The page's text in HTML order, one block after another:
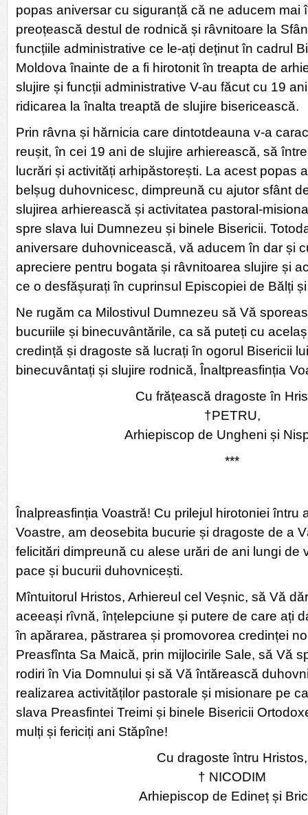
popas aniversar cu siguranță că ne aducem mai
preoțească destul de rodnică și râvnitoare la
funcțiile administrative ce le-ați deținut în cadrul
Moldova înainte de a fi hirotonit în treapta de
slujire și funcții administrative V-au făcut cu 19
ridicarea la înalta treaptă de slujire bisericească.
Prin râvna și hărnicia care dintotdeauna v-a
reușit, în cei 19 ani de slujire arhierească, să
lucrări și activități arhipăstorești. La acest popas
belșug duhovnicesc, dimpreună cu ajutor sfânt
slujirea arhierească și activitatea pastoral-
spre slava lui Dumnezeu și binele Bisericii.
aniversare duhovnicească, vă aducem în dar și
apreciere pentru bogata și râvnitoarea slujire și
ce o desfășurați în cuprinsul Episcopiei de Bălți
Ne rugăm ca Milostivul Dumnezeu să Vă
bucuriile și binecuvântările, ca să puteți cu
credință și dragoste să lucrați în ogorul Bisericii
binecuvântați și slujire rodnică, Înaltpreasfinția
Cu frățească dragoste în
†PETRU,
Arhiepiscop de Ungheni și
***
Înalpreasfinția Voastră! Cu prilejul hirotoniei întru
Voastre, am deosebita bucurie și dragoste de a
felicitări dimpreună cu alese urări de ani lungi de
pace și bucurii duhovnicești.
Mîntuitorul Hristos, Arhiereul cel Veșnic, să Vă
aceeași rîvnă, înțelepciune și putere de care ați
în apărarea, păstrarea și promovorea credinței
Preasfînta Sa Maică, prin mijlocirile Sale, să Vă
rodiri în Via Domnului și să Vă întărească
realizarea activităților pastorale și misionare pe
slava Preasfintei Treimi și binele Bisericii
mulți și fericiți ani Stăpîne!
Cu dragoste întru Hristos,
† NICODIM
Arhiepiscop de Edineț și